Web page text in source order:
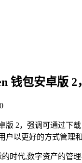
钱包安卓版
0
版 2，强调可通过下
户以更好的方式管理
时代,数字资产的管